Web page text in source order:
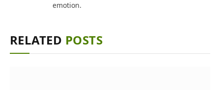
emotion.
RELATED POSTS